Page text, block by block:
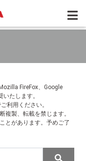
FireFox、Google
たします。
利用ください。
複製、転載を禁じます。
とがあります。予めご了